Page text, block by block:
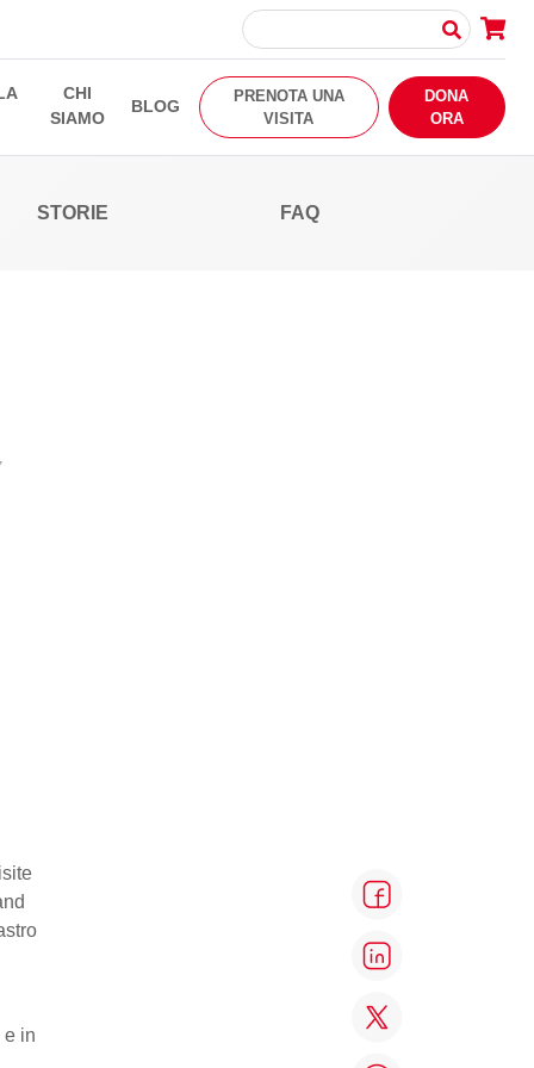
CHI
SIAMO
BLOG
PRENOTA UNA
VISITA
DONA
ORA
STORIE FAQ
e in